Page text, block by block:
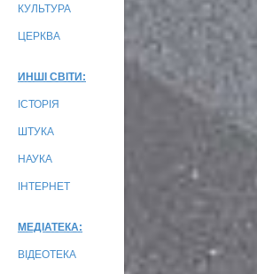
КУЛЬТУРА
ЦЕРКВА
ИНШІ СВІТИ:
ІСТОРІЯ
ШТУКА
НАУКА
ІНТЕРНЕТ
МЕДІАТЕКА:
ВІДЕОТЕКА